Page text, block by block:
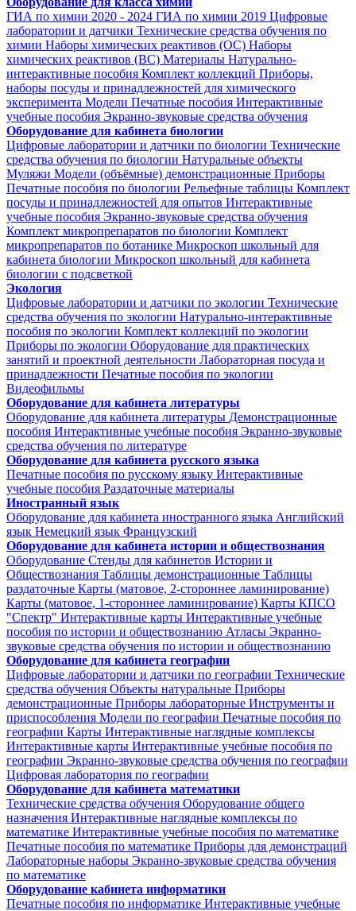
ГИА по химии 2020 - 2024 ГИА по химии 2019 Цифровые
лаборатории и датчики Технические средства обучения по
химии Наборы химических реактивов (ОС) Наборы
химических реактивов (ВС) Материалы Натурально-
интерактивные пособия Комплект коллекций Приборы,
наборы посуды и принадлежностей для химического
эксперимента Модели Печатные пособия Интерактивные
учебные пособия Экранно-звуковые средства обучения
Оборудование для кабинета биологии
Цифровые лаборатории и датчики по биологии Технические
средства обучения по биологии Натуральные объекты
Муляжи Модели (объёмные) демонстрационные Приборы
Печатные пособия по биологии Рельефные таблицы Комплект
посуды и принадлежностей для опытов Интерактивные
учебные пособия Экранно-звуковые средства обучения
Комплект микропрепаратов по биологии Комплект
микропрепаратов по ботанике Микроскоп школьный для
кабинета биологии Микроскоп школьный для кабинета
биологии с подсветкой
Экология
Цифровые лаборатории и датчики по экологии Технические
средства обучения по экологии Натурально-интерактивные
пособия по экологии Комплект коллекций по экологии
Приборы по экологии Оборудование для практических
занятий и проектной деятельности Лабораторная посуда и
принадлежности Печатные пособия по экологии
Видеофильмы
Оборудование для кабинета литературы
Оборудование для кабинета литературы Демонстрационные
пособия Интерактивные учебные пособия Экранно-звуковые
средства обучения по литературе
Оборудование для кабинета русского языка
Печатные пособия по русскому языку Интерактивные
учебные пособия Раздаточные материалы
Иностранный язык
Оборудование для кабинета иностранного языка Английский
язык Немецкий язык Французский
Оборудование для кабинета истории и обществознания
Оборудование Стенды для кабинетов Истории и
Обществознания Таблицы демонстрационные Таблицы
раздаточные Карты (матовое, 2-стороннее ламинирование)
Карты (матовое, 1-стороннее ламинирование) Карты КПСО
"Спектр" Интерактивные карты Интерактивные учебные
пособия по истории и обществознанию Атласы Экранно-
звуковые средства обучения по истории и обществознанию
Оборудование для кабинета географии
Цифровые лаборатории и датчики по географии Технические
средства обучения Объекты натуральные Приборы
демонстрационные Приборы лабораторные Инструменты и
приспособления Модели по географии Печатные пособия по
географии Карты Интерактивные наглядные комплексы
Интерактивные карты Интерактивные учебные пособия по
географии Экранно-звуковые средства обучения по географии
Цифровая лаборатория по географии
Оборудование для кабинета математики
Технические средства обучения Оборудование общего
назначения Интерактивные наглядные комплексы по
математике Интерактивные учебные пособия по математике
Печатные пособия по математике Приборы для демонстраций
Лабораторные наборы Экранно-звуковые средства обучения
по математике
Оборудование кабинета информатики
Печатные пособия по информатике Интерактивные учебные